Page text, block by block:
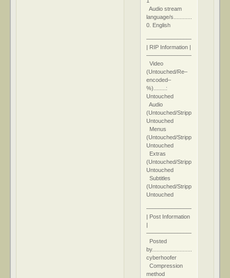
Audio stream
language/s..............:
0. English
–––––––––––––––––––
| RIP Information |
–––––––––––––––––––
Video
(Untouched/Re–
encoded–
%)........:
Untouched
Audio
(Untouched/Stripped)............:
Untouched
Menus
(Untouched/Stripped)............:
Untouched
Extras
(Untouched/Stripped/N/A).......:
Untouched
Subtitles
(Untouched/Stripped/Added)..:
Untouched
––––––––––––––––––––
| Post Information
––––––––––––––––––––
Posted
by............................:
cyberhoofer
Compression
method